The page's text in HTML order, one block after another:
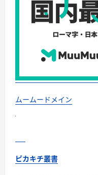
イ
ズ
に
い
て
ら
に
む
ムームードメイン
ピカキチ叢書